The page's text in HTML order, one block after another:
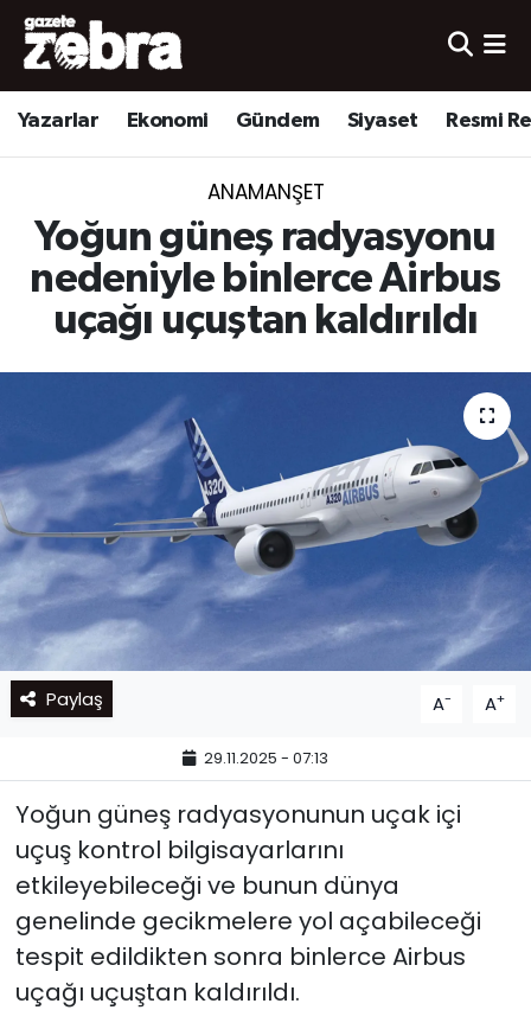
Yazarlar Ekonomi Gündem Siyaset Resmi
ANAMANŞET
Yoğun güneş radyasyonu
nedeniyle binlerce Airbus
uçağı uçuştan kaldırıldı
Paylaş A- A+
29.11.2025 - 07:13
Yoğun güneş radyasyonunun uçak içi
uçuş kontrol bilgisayarlarını
etkileyebileceği ve bunun dünya
genelinde gecikmelere yol açabileceği
tespit edildikten sonra binlerce Airbus
uçağı uçuştan kaldırıldı.
Yazarlar
Ekonomi
Yerel
Spor
Nöbetçi Eczaneler
Hava Durumu
Süper Lig Puan Durumu ve Fikstür
Tüm Manşetler
Son Dakika Haberleri
Haber Arşivi